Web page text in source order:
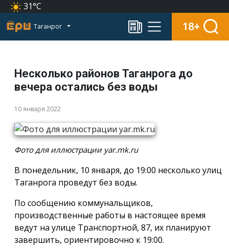
31°C
Таганрог 18+
Несколько районов Таганрога до
вечера остались без воды
10 января 2022
Фото для иллюстрации yar.mk.ru
В понедельник, 10 января, до 19:00 несколько улиц
Таганрога проведут без воды.
По сообщению коммунальщиков,
производственные работы в настоящее время
ведут на улице Транспортной, 87, их планируют
завершить, ориентировочно к 19:00.